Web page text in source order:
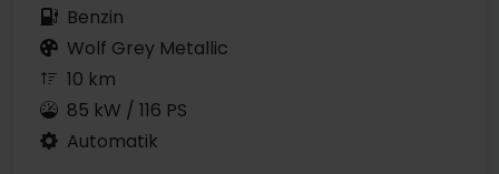
Benzin
Wolf Grey Metallic
10 km
85 kW / 116 PS
Automatik